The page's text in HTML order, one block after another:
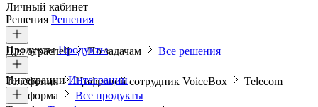
Личный кабинет
Решения Решения
Для отраслей По задачам Все решения
ПродуктыПродукты
Телефония Цифровой сотрудник VoiceBox
Telecom
платформа
Все продукты
ИнтеграцииИнтеграции